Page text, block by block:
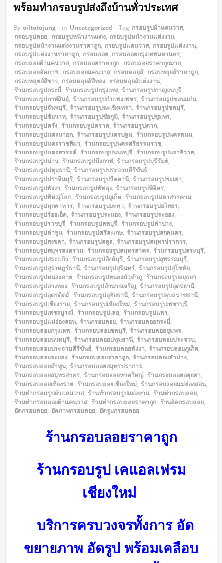
พร้อมทำกรอบรูปส่งถึงบ้านทั่วประเทศ
By oiltotojung in Uncategorized Tag กรอบรูปผ้าแคนวาส,
กรอบรูปลอย, กรอบรูปหน้างานแต่ง, กรอบรูปหน้างานแต่งงาน,
กรอบรูปหน้างานแต่งงานราคาถูก, กรอบรูปแคนวาส, กรอบรูปแต่งงาน,
กรอบรูปแต่งงานราคาถูก, กรอบลอย, กรอบลอยกรุงเทพมหานคร,
กรอบลอยผ้าแคนวาส, กรอบลอยราคาถูก, กรอบลอยราคาถูกมาก,
กรอบลอยอัดภาพ, กรอบลอยแคนวาส, กรอบหลยุส์, กรอบหลุยส์ราคาถูก,
กรอบหลุยส์สีขาว, กรอบหลุยส์สีทอง, กรอบหลุยส์แต่งงาน,
ร้านกรอบรูปกระบี่, ร้านกรอบรูปกรุงเทพ, ร้านกรอบรูปกาญจนบุรี,
ร้านกรอบรูปกาฬสินธุ์, ร้านกรอบรูปกำแพงเพชร, ร้านกรอบรูปขอนแก่น,
ร้านกรอบรูปจันทบุรี, ร้านกรอบรูปฉะเชิงเทรา, ร้านกรอบรูปชลบุรี,
ร้านกรอบรูปชัยนาท, ร้านกรอบรูปชัยภูมิ, ร้านกรอบรูปชุมพร,
ร้านกรอบรูปตรัง, ร้านกรอบรูปตราด, ร้านกรอบรูปตาก,
ร้านกรอบรูปนครนายก, ร้านกรอบรูปนครปฐม, ร้านกรอบรูปนครพนม,
ร้านกรอบรูปนครราชสีมา, ร้านกรอบรูปนครศรีธรรมราช,
ร้านกรอบรูปนครสวรรค์, ร้านกรอบรูปนนทบุรี, ร้านกรอบรูปนราธิวาส,
ร้านกรอบรูปน่าน, ร้านกรอบรูปบึงกาฬ, ร้านกรอบรูปบุรีรัมย์,
ร้านกรอบรูปปทุมธานี, ร้านกรอบรูปประจวบคีรีขันธ์,
ร้านกรอบรูปปราจีนบุรี, ร้านกรอบรูปปัตตานี, ร้านกรอบรูปพะเยา,
ร้านกรอบรูปพังงา, ร้านกรอบรูปพัทลุง, ร้านกรอบรูปพิจิตร,
ร้านกรอบรูปพิษณุโลก, ร้านกรอบรูปภูเก็ต, ร้านกรอบรูปมหาสารคาม,
ร้านกรอบรูปมุกดาหาร, ร้านกรอบรูปยะลา, ร้านกรอบรูปยโสธร,
ร้านกรอบรูปร้อยเอ็ด, ร้านกรอบรูประนอง, ร้านกรอบรูประยอง,
ร้านกรอบรูปราชบุรี, ร้านกรอบรูปลพบุรี, ร้านกรอบรูปลำปาง,
ร้านกรอบรูปลำพูน, ร้านกรอบรูปศรีสะเกษ, ร้านกรอบรูปสกลนคร,
ร้านกรอบรูปสงขลา, ร้านกรอบรูปสตูล, ร้านกรอบรูปสมุทรปราการ,
ร้านกรอบรูปสมุทรสงคราม, ร้านกรอบรูปสมุทรสาคร, ร้านกรอบรูปสระบุรี,
ร้านกรอบรูปสระแก้ว, ร้านกรอบรูปสิงห์บุรี, ร้านกรอบรูปสุพรรณบุรี,
ร้านกรอบรูปสุราษฎร์ธานี, ร้านกรอบรูปสุรินทร์, ร้านกรอบรูปสุโขทัย,
ร้านกรอบรูปหนองคาย, ร้านกรอบรูปหนองบัวลำภู, ร้านกรอบรูปอยุธยา,
ร้านกรอบรูปอ่างทอง, ร้านกรอบรูปอำนาจเจริญ, ร้านกรอบรูปอุดรธานี,
ร้านกรอบรูปอุตรดิตถ์, ร้านกรอบรูปอุทัยธานี, ร้านกรอบรูปอุบลราชธานี,
ร้านกรอบรูปเชียงราย, ร้านกรอบรูปเชียงใหม่, ร้านกรอบรูปเพชรบุรี,
ร้านกรอบรูปเพชรบูรณ์, ร้านกรอบรูปเลย, ร้านกรอบรูปแพร่,
ร้านกรอบรูปแม่ฮ่องสอน, ร้านกรอบลอย, ร้านกรอบลอยกระบี่,
ร้านกรอบลอยกรุงเทพ, ร้านกรอบลอยชลบุรี, ร้านกรอบลอยชุมพร,
ร้านกรอบลอยนนทบุรี, ร้านกรอบลอยปทุมธานี, ร้านกรอบลอยประจวบ,
ร้านกรอบลอยประจวบคีรีขันธ์, ร้านกรอบลอยพังงา, ร้านกรอบลอยภูเก็ต,
ร้านกรอบลอยระยอง, ร้านกรอบลอยราคาถูก, ร้านกรอบลอยลำปาง,
ร้านกรอบลอยลำพูน, ร้านกรอบลอยสมุทรปราการ,
ร้านกรอบลอยสมุทรสาคร, ร้านกรอบลอยหาดใหญ่, ร้านกรอบลอยอยุธยา,
ร้านกรอบลอยเชียงราย, ร้านกรอบลอยเชียงใหม่, ร้านกรอบลอยแม่ฮ่องสอน,
ร้านทำกรอบรูปผ้าแคนวาส, ร้านทำกรอบรูปแต่งงาน, ร้านทำกรอบลอย,
ร้านทำกรอบลอยผ้าแคนวาส, ร้านทำกรอบลอยราคาถูก, ร้านอัดกรอบลอย,
อัดกรอบลอย, อัดภาพกรอบลอย, อัดรูปกรอบลอย
ร้านกรอบลอยราคาถูก
ร้านกรอบรูป เคแอลเฟรม
เชียงใหม่
บริการครบวงจรทั้งการ อัด
ขยายภาพ อัดรูป พร้อมเคลือบ